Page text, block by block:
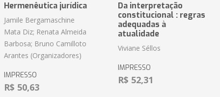
Hermenêutica jurídica
Jamile Bergamaschine
Mata Diz; Renata Almeida
Barbosa; Bruno Camilloto
Arantes (Organizadores)
IMPRESSO
R$ 50,63
Da interpretação
constitucional : regras
adequadas à
atualidade
Viviane Séllos
IMPRESSO
R$ 52,31